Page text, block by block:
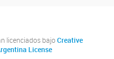
licenciados bajo Creative
License